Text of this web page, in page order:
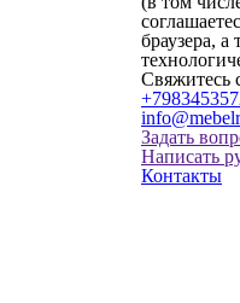
браузера,
Свяжитесь
Задать
Написать
Контакты